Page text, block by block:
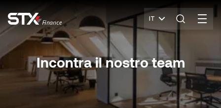
IT
Incontra il nostro team